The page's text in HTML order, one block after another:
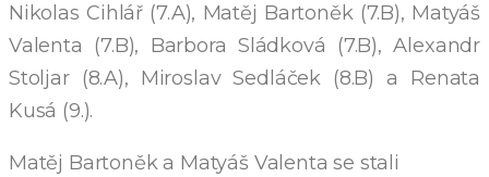
Nikolas Cihlář (7.A), Matěj Bartoněk (7.B), Matyáš
Valenta (7.B), Barbora Sládková (7.B), Alexandr
Stoljar (8.A), Miroslav Sedláček (8.B) a Renata
Kusá (9.).
Matěj Bartoněk a Matyáš Valenta se stali